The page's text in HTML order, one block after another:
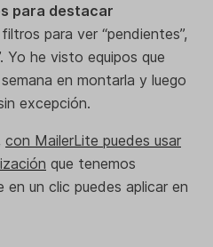
para destacar
para ver “pendientes”,
Yo he visto equipos que
en montarla y luego
excepción.
con MailerLite puedes usar
que tenemos
en un clic puedes aplicar en